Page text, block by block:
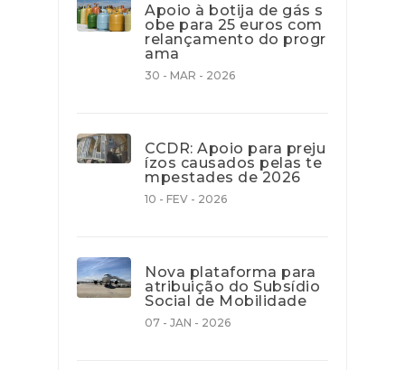
Apoio à botija de gás s
obe para 25 euros com
relançamento do progr
ama
30 - MAR - 2026
CCDR: Apoio para preju
ízos causados pelas te
mpestades de 2026
10 - FEV - 2026
Nova plataforma para
atribuição do Subsídio
Social de Mobilidade
07 - JAN - 2026